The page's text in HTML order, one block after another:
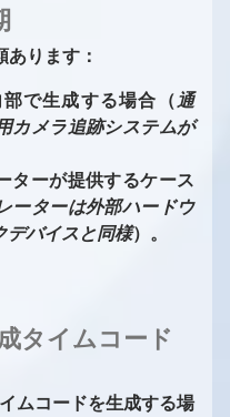
ります：
で生成する場合（通
カメラ追跡システムが
ターが提供するケース
ーターは外部ハードウ
デバイスと同様）。
タイムコード
ムコードを生成する場